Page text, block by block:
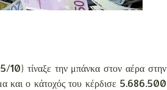
10) τίναξε την μπάνκα στον αέρα στην
και ο κάτοχός του κέρδισε 5.686.500